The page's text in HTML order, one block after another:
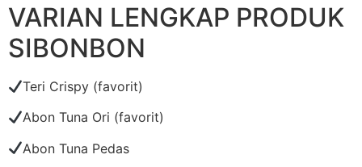
VARIAN LENGKAP PRODUK
SIBONBON
Teri Crispy (favorit)
Abon Tuna Ori (favorit)
Abon Tuna Pedas